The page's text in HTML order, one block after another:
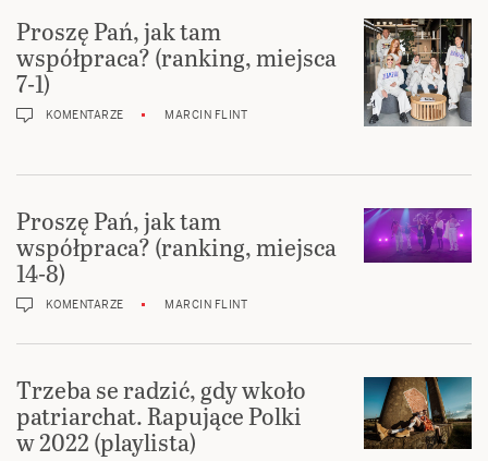
Proszę Pań, jak tam
współpraca? (ranking, miejsca
7-1)
KOMENTARZE MARCIN FLINT
Proszę Pań, jak tam
współpraca? (ranking, miejsca
14-8)
KOMENTARZE MARCIN FLINT
Trzeba se radzić, gdy wkoło
patriarchat. Rapujące Polki
w 2022 (playlista)